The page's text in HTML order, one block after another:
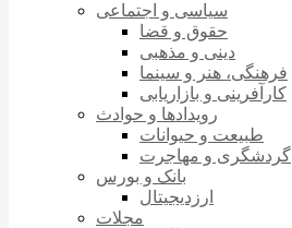
سیاسی و اجتماعی
حقوق و قضا
دینی و مذهبی
فرهنگی، هنر و سینما
کارآفرینی و بازاریابی
رویدادها و حوادث
طبیعت و حیوانات
گردشگری و مهاجرت
بانک و بورس
ارزدیجیتال
مجلات